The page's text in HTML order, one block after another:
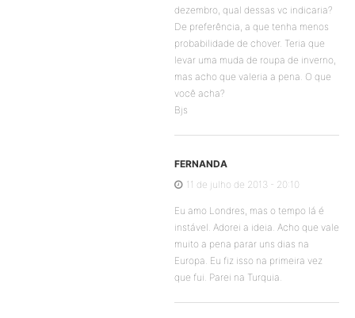
dezembro, qual dessas vc indicaria?
De preferência, a que tenha menos
probabilidade de chover. Teria que
levar uma muda de roupa de inverno,
mas acho que valeria a pena. O que
você acha?
Bjs
FERNANDA
11 de julho de 2013 - 20:10
Eu amo Londres, mas o tempo lá é
instável. Adorei a ideia. Acho que vale
muito a pena parar uns dias na
Europa. Eu fiz isso na primeira vez
que fui. Parei na Turquia.